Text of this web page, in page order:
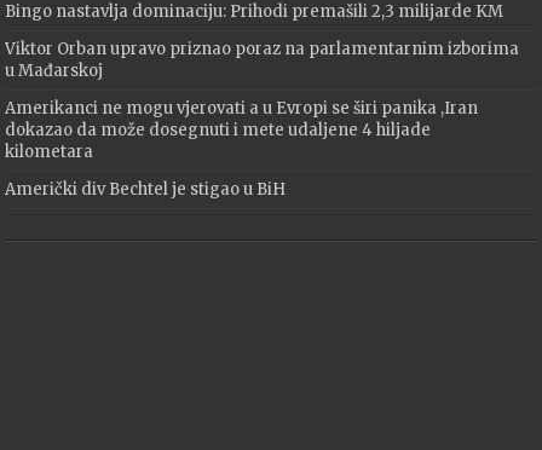
Bingo nastavlja dominaciju: Prihodi premašili 2,3 milijarde KM
Viktor Orban upravo priznao poraz na parlamentarnim izborima
u Mađarskoj
Amerikanci ne mogu vjerovati a u Evropi se širi panika ,Iran
dokazao da može dosegnuti i mete udaljene 4 hiljade
kilometara
Američki div Bechtel je stigao u BiH